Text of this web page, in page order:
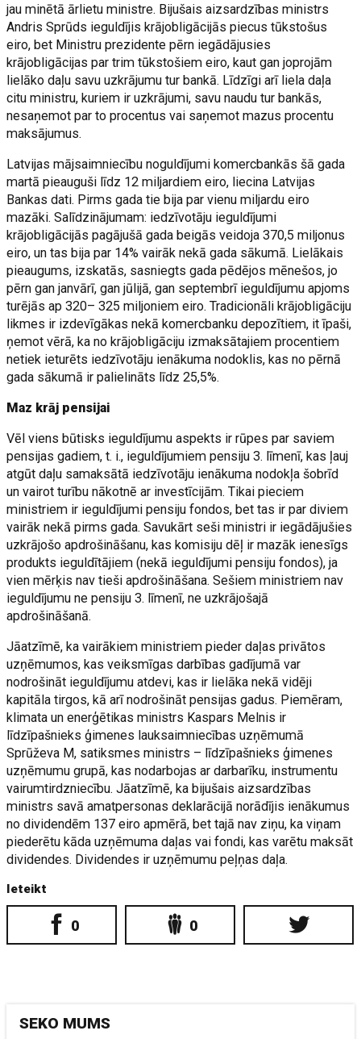
jau minētā ārlietu ministre. Bijušais aizsardzības ministrs
Andris Sprūds ieguldījis krājobligācijās piecus tūkstošus
eiro, bet Ministru prezidente pērn iegādājusies
krājobligācijas par trim tūkstošiem eiro, kaut gan joprojām
lielāko daļu savu uzkrājumu tur bankā. Līdzīgi arī liela daļa
citu ministru, kuriem ir uzkrājumi, savu naudu tur bankās,
nesaņemot par to procentus vai saņemot mazus procentu
maksājumus.
Latvijas mājsaimniecību noguldījumi komercbankās šā gada
martā pieauguši līdz 12 miljardiem eiro, liecina Latvijas
Bankas dati. Pirms gada tie bija par vienu miljardu eiro
mazāki. Salīdzinājumam: iedzīvotāju ieguldījumi
krājobligācijās pagājušā gada beigās veidoja 370,5 miljonus
eiro, un tas bija par 14% vairāk nekā gada sākumā. Lielākais
pieaugums, izskatās, sasniegts gada pēdējos mēnešos, jo
pērn gan janvārī, gan jūlijā, gan septembrī ieguldījumu apjoms
turējās ap 320– 325 miljoniem eiro. Tradicionāli krājobligāciju
likmes ir izdevīgākas nekā komercbanku depozītiem, it īpaši,
ņemot vērā, ka no krājobligāciju izmaksātajiem procentiem
netiek ieturēts iedzīvotāju ienākuma nodoklis, kas no pērnā
gada sākumā ir palielināts līdz 25,5%.
Maz krāj pensijai
Vēl viens būtisks ieguldījumu aspekts ir rūpes par saviem
pensijas gadiem, t. i., ieguldījumiem pensiju 3. līmenī, kas ļauj
atgūt daļu samaksātā iedzīvotāju ienākuma nodokļa šobrīd
un vairot turību nākotnē ar investīcijām. Tikai pieciem
ministriem ir ieguldījumi pensiju fondos, bet tas ir par diviem
vairāk nekā pirms gada. Savukārt seši ministri ir iegādājušies
uzkrājošo apdrošināšanu, kas komisiju dēļ ir mazāk ienesīgs
produkts ieguldītājiem (nekā ieguldījumi pensiju fondos), ja
vien mērķis nav tieši apdrošināšana. Sešiem ministriem nav
ieguldījumu ne pensiju 3. līmenī, ne uzkrājošajā
apdrošināšanā.
Jāatzīmē, ka vairākiem ministriem pieder daļas privātos
uzņēmumos, kas veiksmīgas darbības gadījumā var
nodrošināt ieguldījumu atdevi, kas ir lielāka nekā vidēji
kapitāla tirgos, kā arī nodrošināt pensijas gadus. Piemēram,
klimata un enerģētikas ministrs Kaspars Melnis ir
līdzīpašnieks ģimenes lauksaimniecības uzņēmumā
Sprūževa M, satiksmes ministrs – līdzīpašnieks ģimenes
uzņēmumu grupā, kas nodarbojas ar darbarīku, instrumentu
vairumtirdzniecību. Jāatzīmē, ka bijušais aizsardzības
ministrs savā amatpersonas deklarācijā norādījis ienākumus
no dividendēm 137 eiro apmērā, bet tajā nav ziņu, ka viņam
piederētu kāda uzņēmuma daļas vai fondi, kas varētu maksāt
dividendes. Dividendes ir uzņēmumu peļņas daļa.
Ieteikt
0 0
SEKO MUMS